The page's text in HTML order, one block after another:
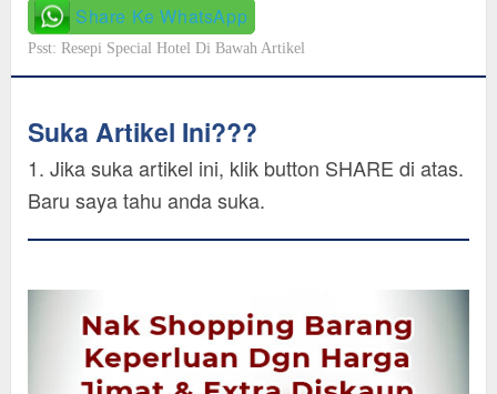
Share Ke WhatsApp
Psst: Resepi Special Hotel Di Bawah Artikel
Suka Artikel Ini???
1. Jika suka artikel ini, klik button SHARE di atas.
Baru saya tahu anda suka.